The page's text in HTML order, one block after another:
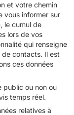
et votre chemin
vous informer sur
le cumul de
lors de vos
qui renseigne
contacts. Il est
ces données
public ou non ou
temps réel.
relatives à